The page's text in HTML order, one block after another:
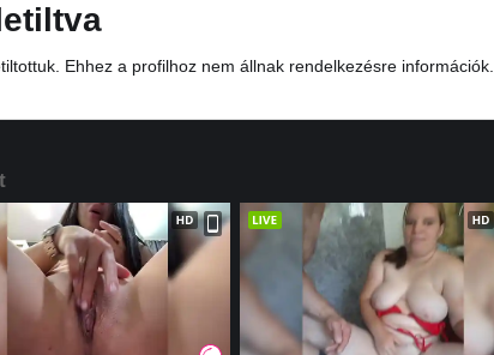
Ehhez a profilhoz nem állnak rendelkezésre információk.